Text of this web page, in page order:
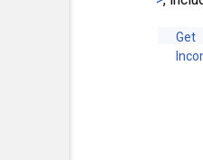
Get